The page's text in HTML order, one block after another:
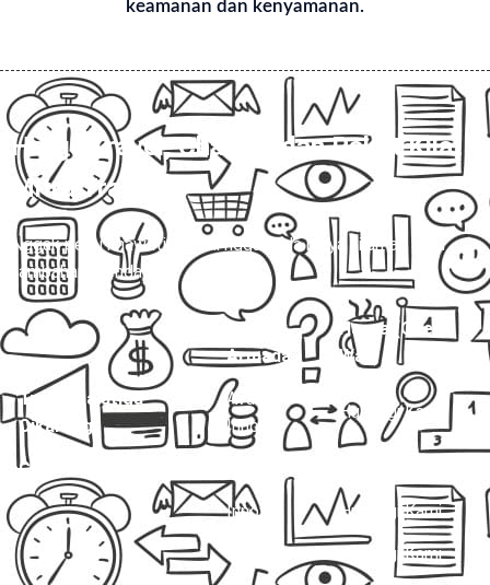
keamanan dan kenyamanan.
Harga Travel, Charter, dan Paket Kilat
Mitra Trans
💰
Nggak perlu khawatir, di sini nggak ada biaya siluman atau
tambahan mendadak.
Layanan
Jenis
Armada
Harga (One
Way)
Travel Salatiga –
Cikarang
Avanza /
Innova
Hubungi Kami
Charter Mobil Drop Off
Innova Hubungi Kami
Hiace Hubungi Kami